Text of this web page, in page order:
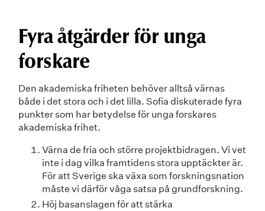
Fyra åtgärder för unga
forskare
Den akademiska friheten behöver alltså värnas
både i det stora och i det lilla. Sofia diskuterade fyra
punkter som har betydelse för unga forskares
akademiska frihet.
Värna de fria och större projektbidragen. Vi vet
inte i dag vilka framtidens stora upptäckter är.
För att Sverige ska växa som forskningsnation
måste vi därför våga satsa på grundforskning.
Höj basanslagen för att stärka